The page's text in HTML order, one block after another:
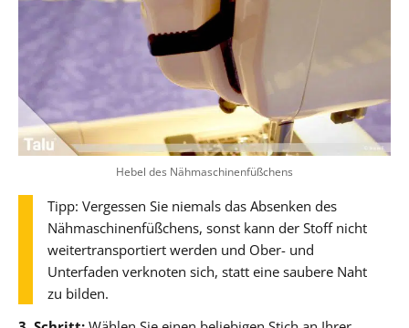
Hebel des Nähmaschinenfüßchens
Tipp: Vergessen Sie niemals das Absenken des
Nähmaschinenfüßchens, sonst kann der Stoff nicht
weitertransportiert werden und Ober- und
Unterfaden verknoten sich, statt eine saubere Naht
zu bilden.